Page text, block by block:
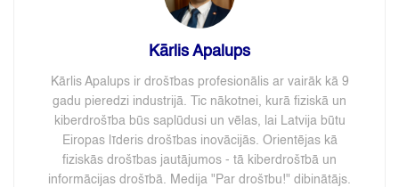
Kārlis Apalups
Kārlis Apalups ir drošības profesionālis ar vairāk kā 9
gadu pieredzi industrijā. Tic nākotnei, kurā fiziskā un
kiberdrošība būs saplūdusi un vēlas, lai Latvija būtu
Eiropas līderis drošības inovācijās. Orientējas kā
fiziskās drošības jautājumos - tā kiberdrošībā un
informācijas drošībā. Medija "Par drošību!" dibinātājs.